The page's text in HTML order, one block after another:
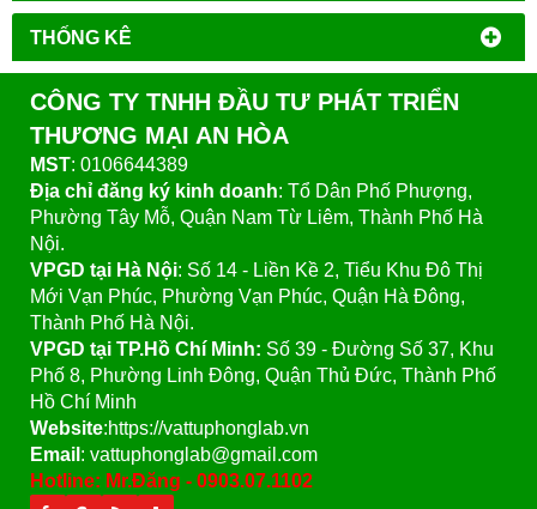
THỐNG KÊ
CÔNG TY TNHH ĐẦU TƯ PHÁT TRIỂN
THƯƠNG MẠI AN HÒA
MST: 0106644389
Địa chỉ đăng ký kinh doanh: Tổ Dân Phố Phượng,
Phường Tây Mỗ, Quận Nam Từ Liêm, Thành Phố Hà
Nội.
VPGD tại Hà Nội: Số 14 - Liền Kề 2, Tiểu Khu Đô Thị
Mới Vạn Phúc, Phường Vạn Phúc, Quận Hà Đông,
Thành Phố Hà Nội.
VPGD tại TP.Hồ Chí Minh: Số 39 - Đường Số 37, Khu
Phố 8, Phường Linh Đông, Quận Thủ Đức, Thành Phố
Hồ Chí Minh
Website:https://vattuphonglab.vn
Email : vattuphonglab@gmail.com
Hotline: Mr.Đăng - 0903.07.1102